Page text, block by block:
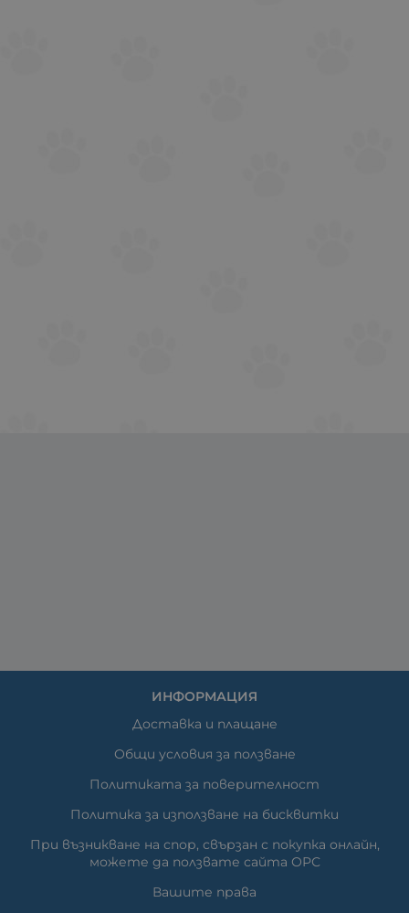
ИНФОРМАЦИЯ
Доставка и плащане
Общи условия за ползване
Политиката за поверителност
Политика за използване на бисквитки
При възникване на спор, свързан с покупка онлайн,
можете да ползвате сайта ОРС
Вашите права